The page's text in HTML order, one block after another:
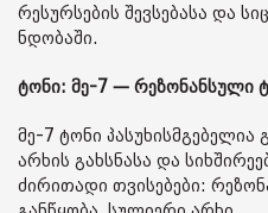
რესურსების შევსებასა და
ნდობაში.
ტონი: მე-7 — რეზონანსული
მე-7 ტონი პასუხისმგებელია
არხის გახსნასა და
ძირითადი თვისებები: